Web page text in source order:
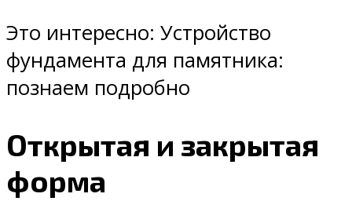
Это интересно: Устройство
фундамента для памятника:
познаем подробно
Открытая и закрытая
форма